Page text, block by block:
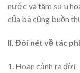
nước và tâm sự u
của bà cũng buồn
II. Đôi nét về tác
1. Hoàn cảnh ra đời